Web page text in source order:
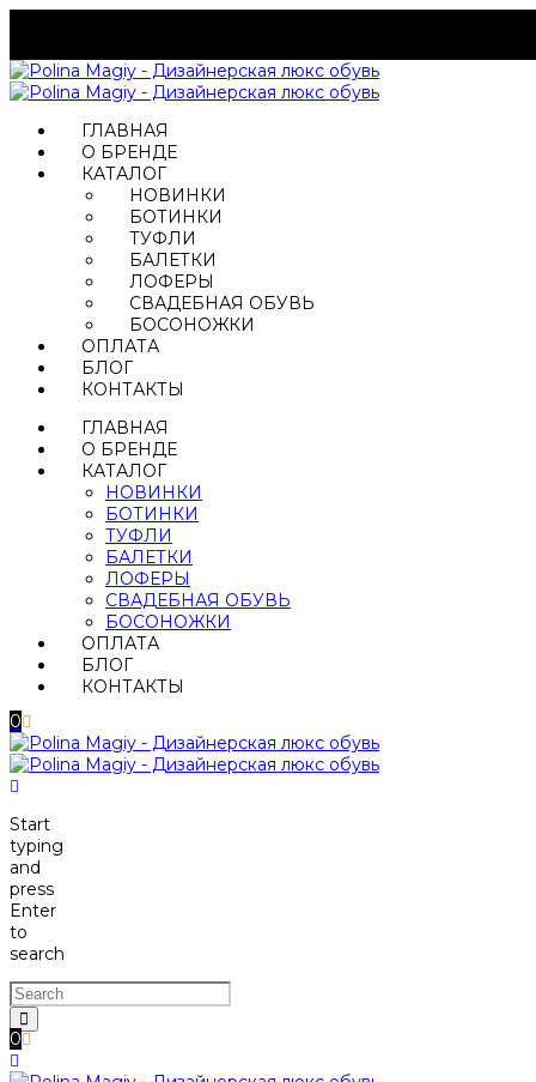
ГЛАВНАЯ
О БРЕНДЕ
КАТАЛОГ
НОВИНКИ
БОТИНКИ
ТУФЛИ
БАЛЕТКИ
ЛОФЕРЫ
СВАДЕБНАЯ ОБУВЬ
БОСОНОЖКИ
ОПЛАТА
БЛОГ
КОНТАКТЫ
ГЛАВНАЯ
О БРЕНДЕ
КАТАЛОГ
НОВИНКИ
БОТИНКИ
ТУФЛИ
БАЛЕТКИ
ЛОФЕРЫ
СВАДЕБНАЯ ОБУВЬ
БОСОНОЖКИ
ОПЛАТА
БЛОГ
КОНТАКТЫ
0
Start
typing
and
press
Enter
to
search
0